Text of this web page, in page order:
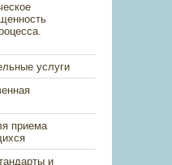
услуги
приема
и